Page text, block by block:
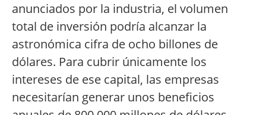
anunciados por la industria, el volumen
total de inversión podría alcanzar la
astronómica cifra de ocho billones de
dólares. Para cubrir únicamente los
intereses de ese capital, las empresas
necesitarían generar unos beneficios